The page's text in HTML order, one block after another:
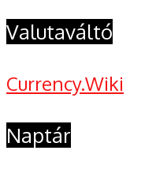
Valutaváltó
Currency.Wiki
Naptár